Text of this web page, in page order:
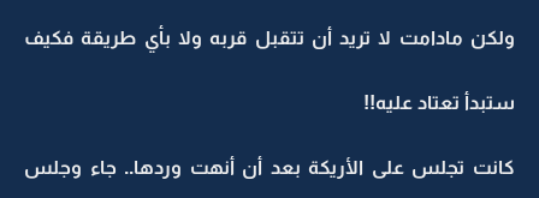
ولكن مادامت لا تريد أن تتقبل قربه ولا بأي طريقة فكيف
ستبدأ تعتاد عليه!!
كانت تجلس على الأريكة بعد أن أنهت وردها.. جاء وجلس